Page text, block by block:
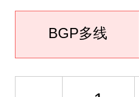
BGP多线